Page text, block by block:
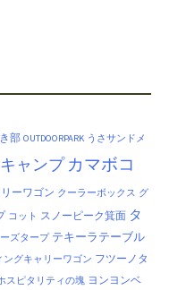
部 OUTDOORPARK うさサンドメ
ャンプ カマボコ
ーワゴン クーラーボックス グ
コット スノーピーク箕面 タ
ズタープ テキーラテーブル
ングキャリーワゴン フツーノタ
スピタリティの塊 ヨンヨンベ